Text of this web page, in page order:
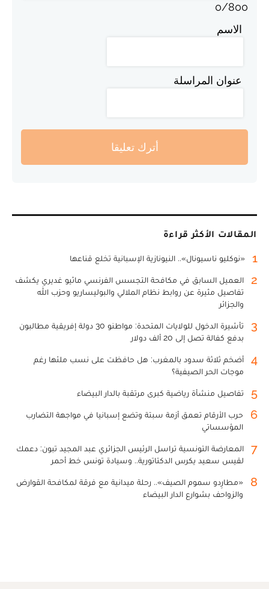
0/800
الاسم
عنوان المراسلة
أترك تعليقا
المقالات الأكثر قراءة
1 «نوكليو ناسيونال».. النيونازية الإسبانية تخلع قناعها
2
العميل السابق في مكافحة التجسس الفرنسي ماثيو غديري يكشف
تفاصيل مثيرة عن روابط نظام الملالي والبوليساريو وحزب الله
والجزائر
3
تأشيرة الدخول للولايات المتحدة: مواطنو 30 دولة إفريقية مطالبون
بدفع كفالة تصل إلى 20 ألف دولار
4
أضخم ثلاثة سدود بالمغرب: هل حافظت على نسب ملئها رغم
موجات الحر الصيفية؟
5 تفاصيل منشأة رياضية كبرى مرتقبة بالدار البيضاء
6
حرب الأرقام تعمق أزمة سبتة وتضع إسبانيا في مواجهة التضارب
المؤسساتي
7
المعارضة التونسية تراسل الرئيس الجزائري عبد المجيد تبون: دعمك
لقيس سعيد يكرس الدكتاتورية.. وسيادة تونس خط أحمر
8
«مطارِدو سموم الصيف».. رحلة ميدانية مع فرقة لمكافحة القوارض
والزواحف بشوارع الدار البيضاء